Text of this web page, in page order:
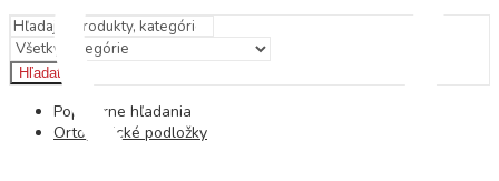
Hľadať
Populárne hľadania
Ortopedické podložky